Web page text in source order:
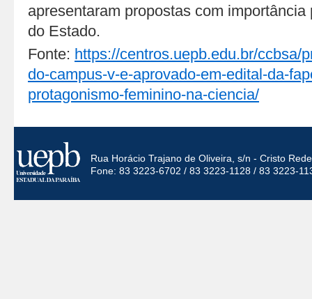
apresentaram propostas com
do Estado.
Fonte: https://centros.uepb.edu.br/ccbsa/
do-campus-v-e-aprovado-em-edital-da-
protagonismo-feminino-na-ciencia/
Rua Horácio Trajano de Oliveira, s/n - Cristo
Fone: 83 3223-6702 / 83 3223-1128 / 83 3223-